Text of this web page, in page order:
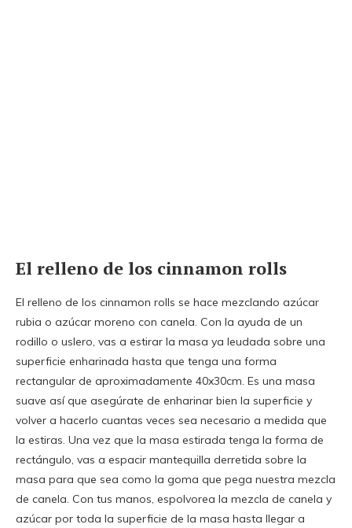
El relleno de los cinnamon rolls
El relleno de los cinnamon rolls se hace mezclando azúcar
rubia o azúcar moreno con canela. Con la ayuda de un
rodillo o uslero, vas a estirar la masa ya leudada sobre una
superficie enharinada hasta que tenga una forma
rectangular de aproximadamente 40x30cm. Es una masa
suave así que asegúrate de enharinar bien la superficie y
volver a hacerlo cuantas veces sea necesario a medida que
la estiras. Una vez que la masa estirada tenga la forma de
rectángulo, vas a espacir mantequilla derretida sobre la
masa para que sea como la goma que pega nuestra mezcla
de canela. Con tus manos, espolvorea la mezcla de canela y
azúcar por toda la superficie de la masa hasta llegar a